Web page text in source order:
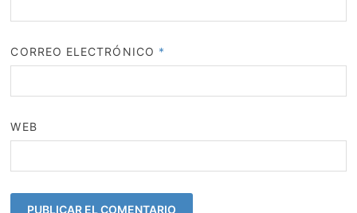
CORREO ELECTRÓNICO *
WEB